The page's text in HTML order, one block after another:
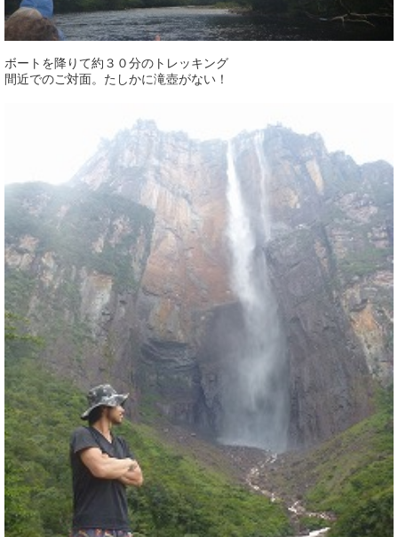
ボートを降りて約３０分のトレッキング
間近でのご対面。たしかに滝壺がない！